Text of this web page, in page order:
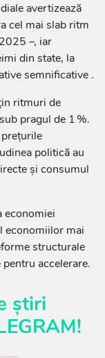
avertizează
cel mai slab ritm
–, iar
din state, la
semnificative .
ritmuri de
pragul de 1 %.
politică au
și consumul
economiei
economiilor mai
structurale
accelerare.
știri
!